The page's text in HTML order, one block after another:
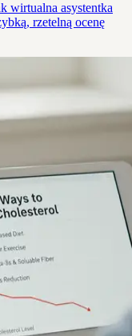
wirtualna asystentka
rzetelną ocenę